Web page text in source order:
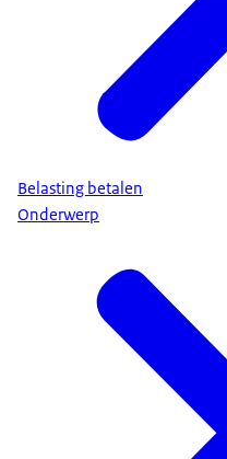
Belasting betalen
Onderwerp